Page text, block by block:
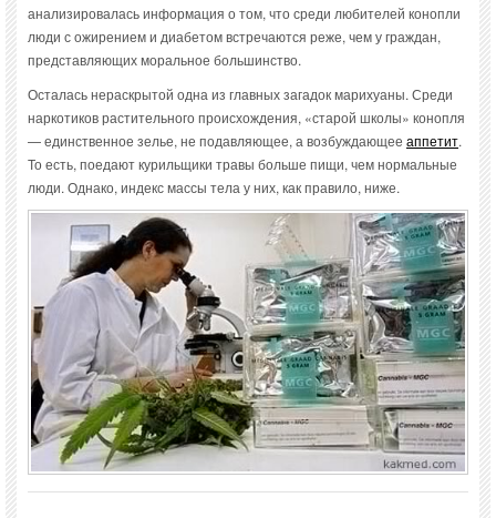
анализировалась информация о том, что среди любителей конопли
люди с ожирением и диабетом встречаются реже, чем у граждан,
представляющих моральное большинство.
Осталась нераскрытой одна из главных загадок марихуаны. Среди
наркотиков растительного происхождения, «старой школы» конопля
— единственное зелье, не подавляющее, а возбуждающее аппетит.
То есть, поедают курильщики травы больше пищи, чем нормальные
люди. Однако, индекс массы тела у них, как правило, ниже.